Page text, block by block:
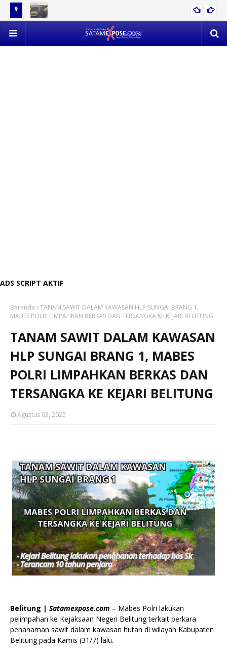
TON
EVAKUASI 53 TON TIMAH MENDAPAT PERLAWANAN SENGIT,
POLISI VS SATLAP TRICAKTI
ADS SCRIPT AKTIF
Beranda
TANAM SAWIT DALAM KAWASAN HLP SUNGAI BRANG 1,
MABES POLRI LIMPAHKAN BERKAS DAN TERSANGKA KE KEJARI BELITUNG
TANAM SAWIT DALAM KAWASAN
HLP SUNGAI BRANG 1, MABES
POLRI LIMPAHKAN BERKAS DAN
TERSANGKA KE KEJARI BELITUNG
Agustus 03, 2025
Belitung | Satamexpose.com – Mabes Polri lakukan
pelimpahan ke Kejaksaan Negeri Belitung terkait perkara
penanaman sawit dalam kawasan hutan di wilayah Kabupaten
Belitung pada Kamis (31/7) lalu.